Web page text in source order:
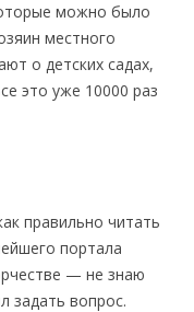
можно было
местного
о детских садах,
это уже 10000 раз
правильно читать
портала
— не знаю
задать вопрос.